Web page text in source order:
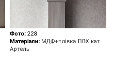
Фото: 228
Матеріали: МДФ+плівка ПВХ кат.
Артель